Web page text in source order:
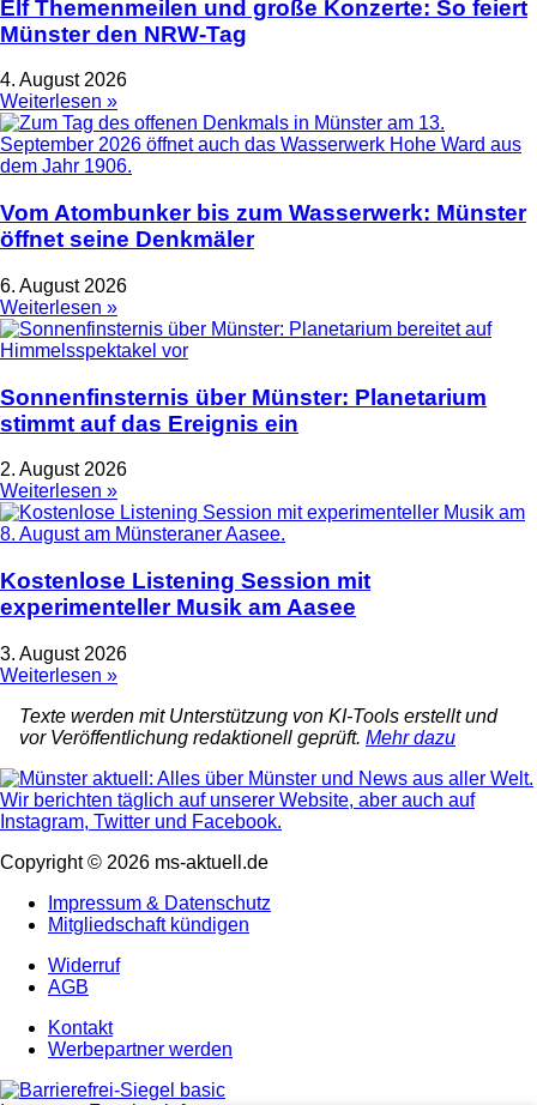
Elf Themenmeilen und große Konzerte: So feiert
Münster den NRW-Tag
4. August 2026
Weiterlesen »
Vom Atombunker bis zum Wasserwerk: Münster
öffnet seine Denkmäler
6. August 2026
Weiterlesen »
Sonnenfinsternis über Münster: Planetarium
stimmt auf das Ereignis ein
2. August 2026
Weiterlesen »
Kostenlose Listening Session mit
experimenteller Musik am Aasee
3. August 2026
Weiterlesen »
Texte werden mit Unterstützung von KI-Tools erstellt und
vor Veröffentlichung redaktionell geprüft. Mehr dazu
Copyright © 2026 ms-aktuell.de
Impressum & Datenschutz
Mitgliedschaft kündigen
Widerruf
AGB
Kontakt
Werbepartner werden